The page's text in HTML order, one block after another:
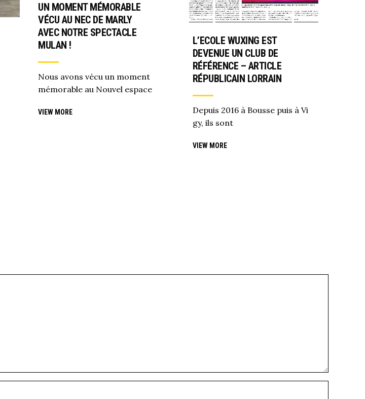
UN MOMENT MÉMORABLE
VÉCU AU NEC DE MARLY
AVEC NOTRE SPECTACLE
MULAN !
Nous avons vécu un moment
mémorable au Nouvel espace
VIEW MORE
L’ECOLE WUXING EST
DEVENUE UN CLUB DE
RÉFÉRENCE – ARTICLE
RÉPUBLICAIN LORRAIN
Depuis 2016 à Bousse puis à Vi
gy, ils sont
VIEW MORE